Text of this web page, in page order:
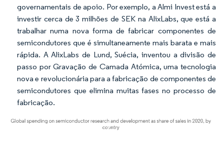
governamentais de apoio. Por exemplo, a Almi Invest está a
investir cerca de 3 milhões de SEK na AlixLabs, que está a
trabalhar numa nova forma de fabricar componentes de
semicondutores que é simultaneamente mais barata e mais
rápida. A AlixLabs de Lund, Suécia, inventou a divisão de
passo por Gravação de Camada Atómica, uma tecnologia
nova e revolucionária para a fabricação de componentes de
semicondutores que elimina muitas fases no processo de
fabricação.